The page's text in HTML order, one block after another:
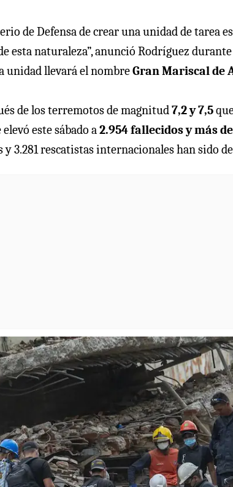
de Defensa de crear una unidad de tarea
esta naturaleza”, anunció Rodríguez
unidad llevará el nombreGran Mariscal de
de los terremotos de magnitud7,2 y 7,5
este sábado a2.954 fallecidos y más
3.281 rescatistas internacionales han sido